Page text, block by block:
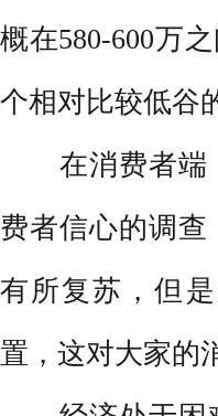
概在580-600万
个相对比较低谷
在消费者端，
费者信心的调
有所复苏，但
置，这对大家的